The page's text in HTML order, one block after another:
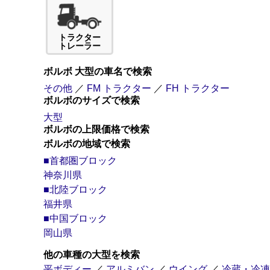
トラクター
トレーラー
ボルボ 大型の車名で検索
その他 ／ FM トラクター ／ FH トラクター
ボルボのサイズで検索
大型
ボルボの上限価格で検索
ボルボの地域で検索
■首都圏ブロック
神奈川県
■北陸ブロック
福井県
■中国ブロック
岡山県
他の車種の大型を検索